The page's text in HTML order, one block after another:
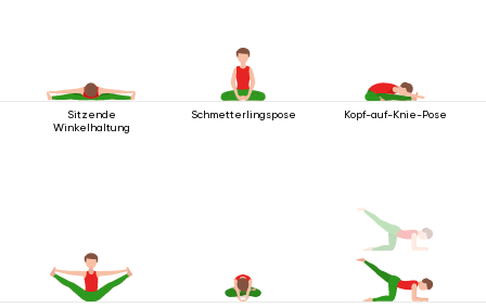
Sitzende
Winkelhaltung
Schmetterlingspose Kopf-auf-Knie-Pose